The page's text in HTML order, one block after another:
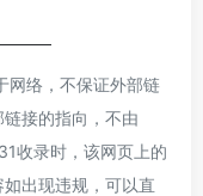
网络，不保证外部链
接的指向，不由
收录时，该网页上的
出现违规，可以直